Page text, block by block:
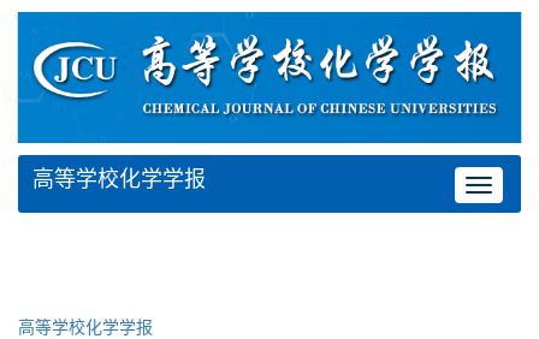
Toggle
高等学校化学学报
高等学校化学学报